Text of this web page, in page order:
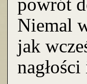
Niemal
jak